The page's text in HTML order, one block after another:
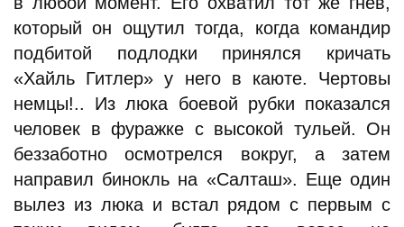
который он ощутил тогда, когда командир
подбитой подлодки принялся кричать
«Хайль Гитлер» у него в каюте. Чертовы
немцы!.. Из люка боевой рубки показался
человек в фуражке с высокой тульей. Он
беззаботно осмотрелся вокруг, а затем
направил бинокль на «Салташ». Еще один
вылез из люка и встал рядом с первым с